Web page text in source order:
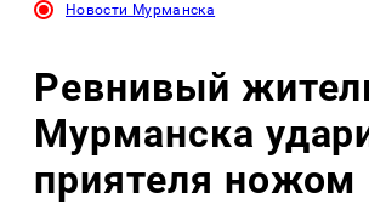
Новости Мурманска
Ревнивый
Мурманска
приятеля